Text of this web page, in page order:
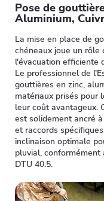
Pose de
Aluminium,
La mise en place de
chéneaux joue un rôle
l'évacuation efficiente
Le professionnel de
gouttières en zinc,
matériaux prisés pour
leur coût avantageux.
est solidement ancré
et raccords
inclinaison optimale
pluvial, conformément
DTU 40.5.